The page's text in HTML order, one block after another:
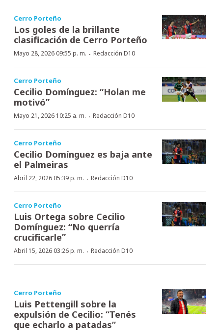
Cerro Porteño
Los goles de la brillante
clasificación de Cerro Porteño
Mayo 28, 2026 09:55 p. m. · Redacción D10
Cerro Porteño
Cecilio Domínguez: “Holan me
motivó”
Mayo 21, 2026 10:25 a. m. · Redacción D10
Cerro Porteño
Cecilio Domínguez es baja ante
el Palmeiras
Abril 22, 2026 05:39 p. m. · Redacción D10
Cerro Porteño
Luis Ortega sobre Cecilio
Domínguez: “No querría
crucificarle”
Abril 15, 2026 03:26 p. m. · Redacción D10
Cerro Porteño
Luis Pettengill sobre la
expulsión de Cecilio: “Tenés
que echarlo a patadas”